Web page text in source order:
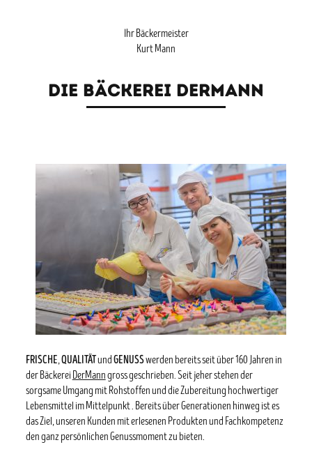
Ihr Bäckermeister
Kurt Mann
DIE BÄCKEREI DERMANN
FRISCHE,QUALITÄTundGENUSSwerden bereits seit über 160 Jahren in
der Bäckerei DerManngross geschrieben. Seit jeher stehen der
sorgsame Umgang mit Rohstoffen und die Zubereitung hochwertiger
Lebensmittel im Mittelpunkt . Bereits über Generationen hinweg ist es
das Ziel, unseren Kunden mit erlesenen Produkten und Fachkompetenz
den ganz persönlichen Genussmoment zu bieten.